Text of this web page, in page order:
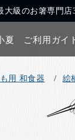
大級のお箸専門店
夏 ご利用ガイ
用 和食器 絵